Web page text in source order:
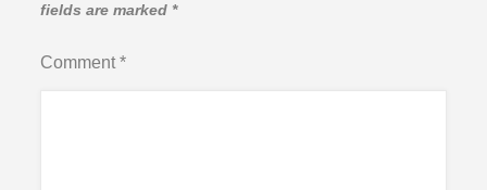
fields are marked *
Comment*